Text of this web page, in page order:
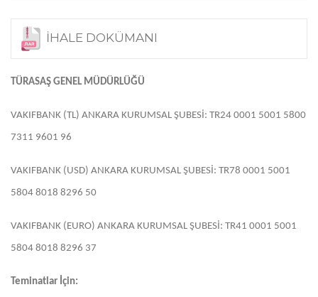
İHALE DOKÜMANI
TÜRASAŞ GENEL MÜDÜRLÜĞÜ
VAKIFBANK (TL) ANKARA KURUMSAL ŞUBESİ: TR24 0001 5001 5800
7311 9601 96
VAKIFBANK (USD) ANKARA KURUMSAL ŞUBESİ: TR78 0001 5001
5804 8018 8296 50
VAKIFBANK (EURO) ANKARA KURUMSAL ŞUBESİ: TR41 0001 5001
5804 8018 8296 37
Teminatlar İçin: